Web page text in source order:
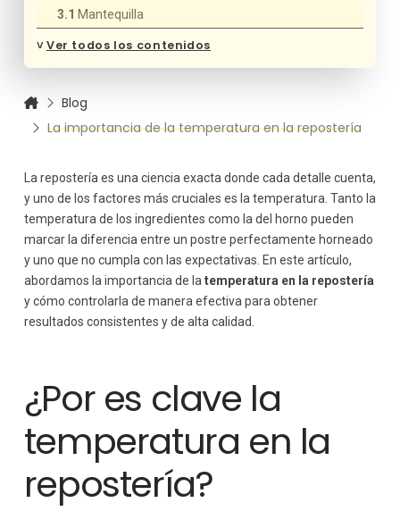
Mantequilla
Horneado a baja temperatura
Horneado a alta temperatura
Temperatura y tiempo de fermentación
Caramelización y reacción de Maillard
Enfriamiento adecuado
La importancia de los termómetros en la repostería
˅Ver todos los contenidos
Blog
La importancia de la temperatura en la repostería
La repostería es una ciencia exacta donde cada detalle cuenta,
y uno de los factores más cruciales es la temperatura. Tanto la
temperatura de los ingredientes como la del horno pueden
marcar la diferencia entre un postre perfectamente horneado
y uno que no cumpla con las expectativas. En este artículo,
abordamos la importancia de latemperatura en la repostería
y cómo controlarla de manera efectiva para obtener
resultados consistentes y de alta calidad.
¿Por es clave la
temperatura en la
repostería?